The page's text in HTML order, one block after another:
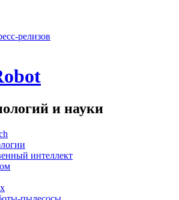
релизов
и науки
интеллект